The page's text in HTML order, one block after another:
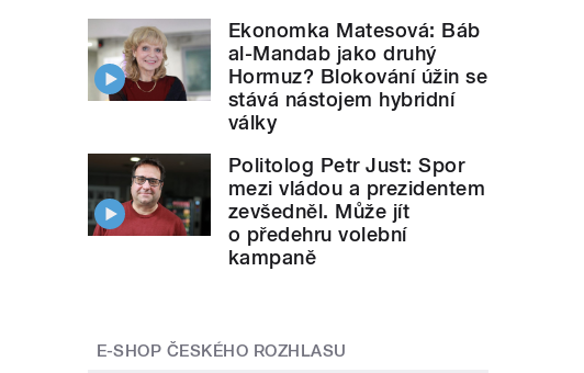
Ekonomka Matesová: Báb
al-Mandab jako druhý
Hormuz? Blokování úžin se
stává nástojem hybridní
války
Politolog Petr Just: Spor
mezi vládou a prezidentem
zevšedněl. Může jít
o předehru volební
kampaně
E-SHOP ČESKÉHO ROZHLASU